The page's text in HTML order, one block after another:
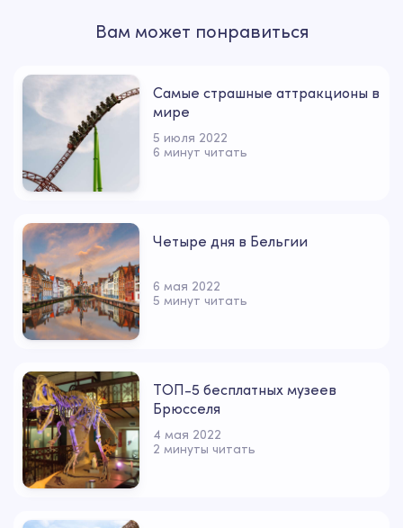
Вам может понравиться
Самые страшные аттракционы в
мире
5 июля 2022
6 минут читать
Четыре дня в Бельгии
6 мая 2022
5 минут читать
ТОП-5 бесплатных музеев
Брюсселя
4 мая 2022
2 минуты читать